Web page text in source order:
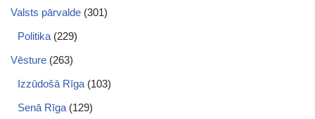
Valsts pārvalde (301)
Politika (229)
Vēsture (263)
Izzūdošā Rīga (103)
Senā Rīga (129)